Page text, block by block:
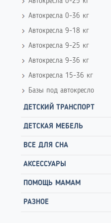
Автокресла 0-36 кг
Автокресла 9-18 кг
Автокресла 9-25 кг
Автокресла 9-36 кг
Автокресла 15-36 кг
Базы под автокресло
ДЕТСКИЙ ТРАНСПОРТ
ДЕТСКАЯ МЕБЕЛЬ
ВСЕ ДЛЯ СНА
АКСЕССУАРЫ
ПОМОЩЬ МАМАМ
РАЗНОЕ